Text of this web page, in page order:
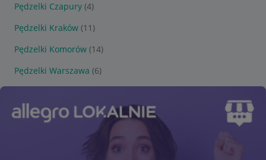
Pędzelki Czapury (4)
Pędzelki Kraków (11)
Pędzelki Komorów (14)
Pędzelki Warszawa (6)